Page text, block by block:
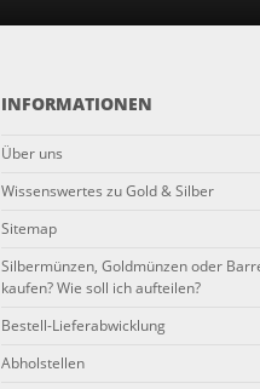
INFORMATIONEN
Über uns
Wissenswertes zu Gold & Silber
Sitemap
Silbermünzen, Goldmünzen oder
kaufen? Wie soll ich aufteilen?
Bestell-Lieferabwicklung
Abholstellen